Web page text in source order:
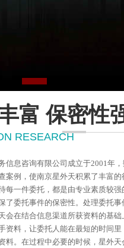
富 保密性
RESEARCH
信息咨询有限公司成立于2001年
案例，使南京星外天积累了丰富的
每一件委托，都是由专业素质较强
了委托事件的保密性。处理委托事
会在结合信息渠道所获资料的基础
资料，让委托人能在最短的时间里
料。在过程中必要的时候，星外天